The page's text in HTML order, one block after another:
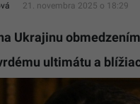
21. novembra 2025 o 18:29
Ukrajinu
ultimátu a